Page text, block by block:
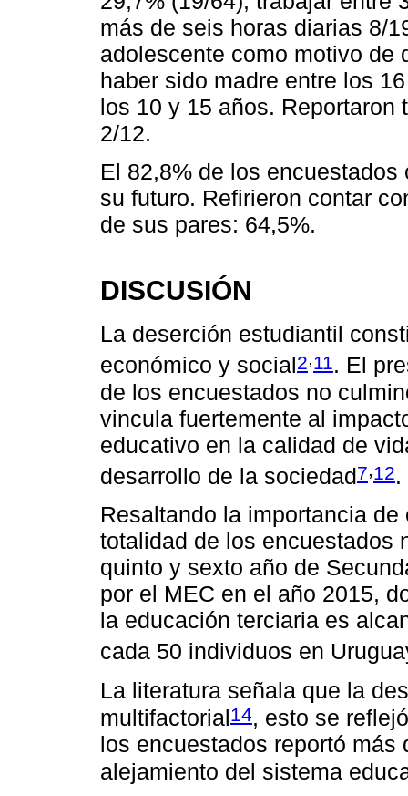
más de seis horas diarias 8/
adolescente como motivo de
haber sido madre entre los
los 10 y 15 años.
2/12.
El 82,8% de los
su futuro. Refirieron contar
de sus pares: 64,5%.
DISCUSIÓN
La deserción estudiantil
económico y social2,11 . El
de los encuestados no
vincula fuertemente al
educativo en la calidad de
desarrollo de la sociedad7,12.
Resaltando la importancia
totalidad de los encuestados
quinto y sexto año de
por el MEC en el año 2015,
la educación terciaria es
cada 50 individuos en
La literatura señala que la
multifactorial14, esto se
los encuestados reportó
alejamiento del sistema